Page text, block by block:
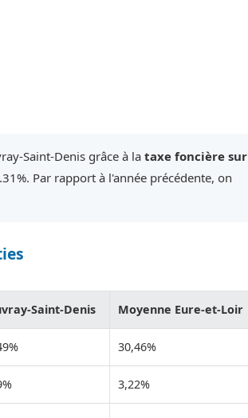
Saint-Denis grâce à lataxe foncière sur
Par rapport à l'année précédente, on
Saint-Denis Moyenne Eure-et-Loir
30,46%
3,22%